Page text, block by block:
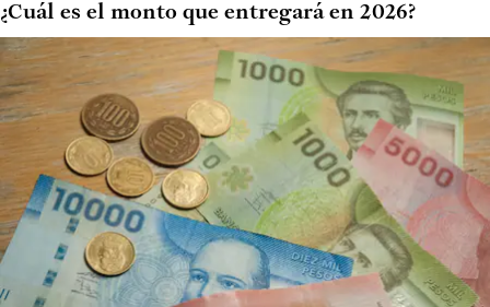
¿Cuál es el monto que entregará en 2026?